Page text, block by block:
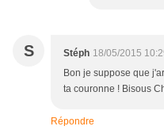
S Stéph 18/05/2015
Bon je suppose que
ta couronne ! Bisous
Répondre